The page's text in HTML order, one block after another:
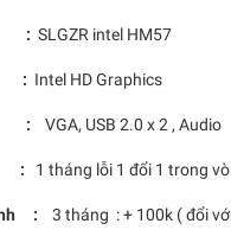
: SLGZR intel HM57
: Intel HD Graphics
: VGA, USB 2.0 x 2 , Audio
: 1 tháng lỗi 1 đổi 1 trong
: 3 tháng : + 100k ( đổi